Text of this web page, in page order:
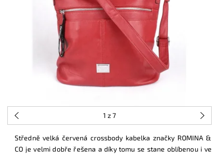
1 z 7
Středně velká červená crossbody kabelka značky ROMINA &
CO je velmi dobře řešena a díky tomu se stane oblíbenou i ve